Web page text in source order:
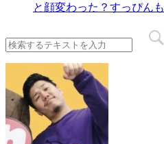
と顔変わった？すっぴん